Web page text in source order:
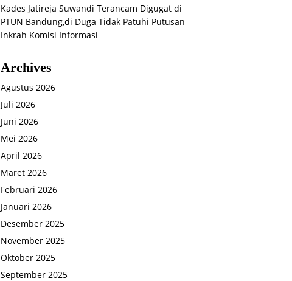
Kades Jatireja Suwandi Terancam Digugat di
PTUN Bandung,di Duga Tidak Patuhi Putusan
Inkrah Komisi Informasi
Archives
Agustus 2026
Juli 2026
Juni 2026
Mei 2026
April 2026
Maret 2026
Februari 2026
Januari 2026
Desember 2025
November 2025
Oktober 2025
September 2025